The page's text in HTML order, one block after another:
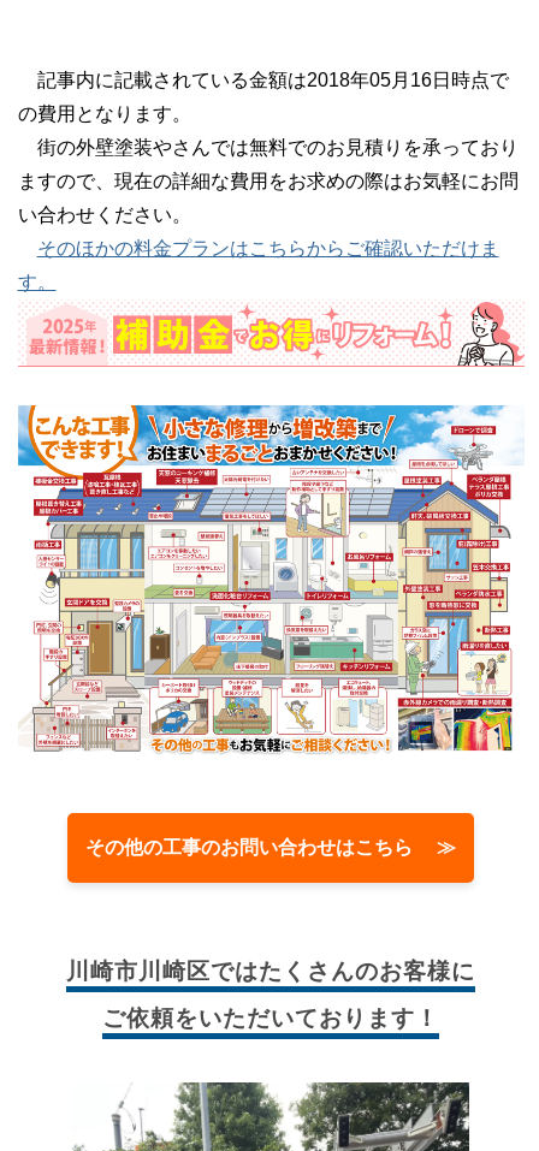
記事内に記載されている金額は2018年05月16日時点で
の費用となります。
街の外壁塗装やさんでは無料でのお見積りを承っており
ますので、現在の詳細な費用をお求めの際はお気軽にお問
い合わせください。
そのほかの料金プランはこちらからご確認いただけま
す。
その他の工事のお問い合わせはこちら ≫
川崎市川崎区ではたくさんのお客様に
ご依頼をいただいております！